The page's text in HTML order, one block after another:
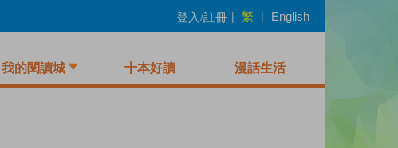
登入/註冊 | 繁 | English
我的閱讀城 十本好讀 漫話生活